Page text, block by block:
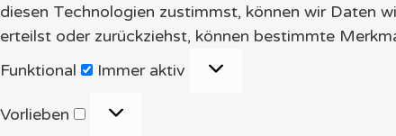
diesen Technologien zustimmst, können wir Daten
erteilst oder zurückziehst, können bestimmte
Funktional
Funktional
Immer aktiv
Vorlieben
Vorlieben